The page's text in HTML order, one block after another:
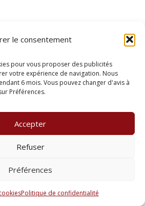
le consentement
pour vous proposer des publicités
votre expérience de navigation. Nous
6 mois. Vous pouvez changer d'avis à
Préférences.
Accepter
Refuser
Préférences
Politique de confidentialité